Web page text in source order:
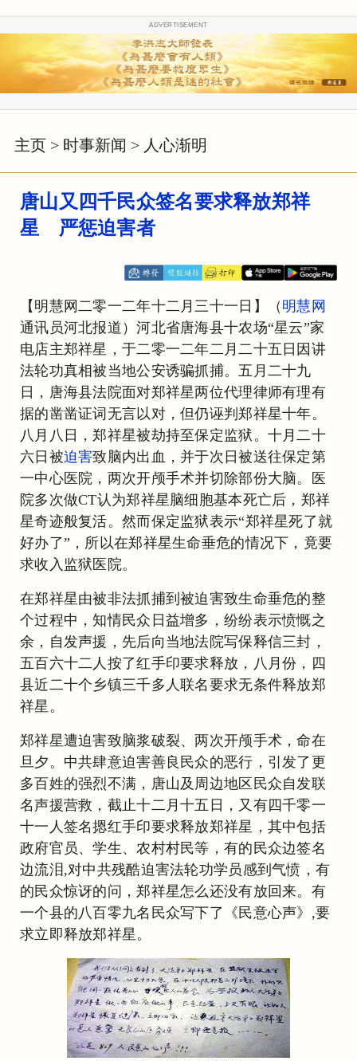
ADVERTISEMENT
主页 > 时事新闻 > 人心渐明
唐山又四千民众签名要求释放郑祥
星 严惩迫害者
【明慧网二零一二年十二月三十一日】（ 明慧网
通讯员河北报道）河北省唐海县十农场“星云”家
电店主郑祥星，于二零一二年二月二十五日因讲
法轮功真相被当地公安诱骗抓捕。五月二十九
日，唐海县法院面对郑祥星两位代理律师有理有
据的凿凿证词无言以对，但仍诬判郑祥星十年。
八月八日，郑祥星被劫持至保定监狱。十月二十
六日被迫害致脑内出血，并于次日被送往保定第
一中心医院，两次开颅手术并切除部份大脑。医
院多次做CT认为郑祥星脑细胞基本死亡后，郑祥
星奇迹般复活。然而保定监狱表示“郑祥星死了就
好办了”，所以在郑祥星生命垂危的情况下，竟要
求收入监狱医院。
在郑祥星由被非法抓捕到被迫害致生命垂危的整
个过程中，知情民众日益增多，纷纷表示愤慨之
余，自发声援，先后向当地法院写保释信三封，
五百六十二人按了红手印要求释放，八月份，四
县近二十个乡镇三千多人联名要求无条件释放郑
祥星。
郑祥星遭迫害致脑浆破裂、两次开颅手术，命在
旦夕。中共肆意迫害善良民众的恶行，引发了更
多百姓的强烈不满，唐山及周边地区民众自发联
名声援营救，截止十二月十五日，又有四千零一
十一人签名摁红手印要求释放郑祥星，其中包括
政府官员、学生、农村村民等，有的民众边签名
边流泪,对中共残酷迫害法轮功学员感到气愤，有
的民众惊讶的问，郑祥星怎么还没有放回来。有
一个县的八百零九名民众写下了《民意心声》,要
求立即释放郑祥星。